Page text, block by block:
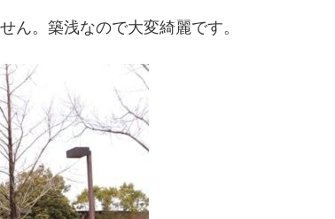
ん。築浅なので大変綺麗です。